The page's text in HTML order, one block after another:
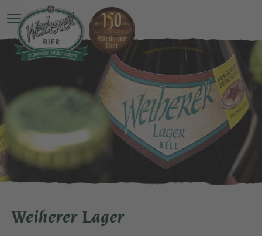
O Menu principale è ancora una sorpresa
Weiherer Lager